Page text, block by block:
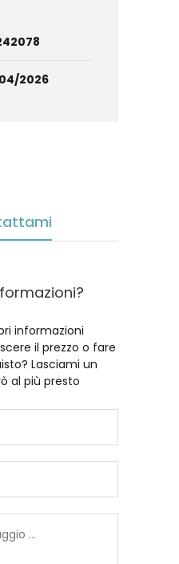
2026
informazioni
il prezzo o fare
Lasciami un
al più presto